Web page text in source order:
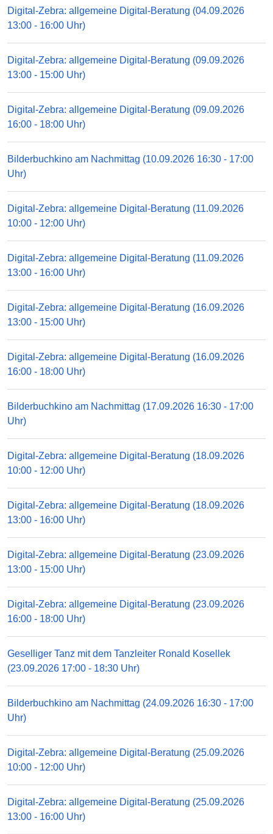
Digital-Zebra: allgemeine Digital-Beratung (04.09.2026
13:00 - 16:00 Uhr)
Digital-Zebra: allgemeine Digital-Beratung (09.09.2026
13:00 - 15:00 Uhr)
Digital-Zebra: allgemeine Digital-Beratung (09.09.2026
16:00 - 18:00 Uhr)
Bilderbuchkino am Nachmittag (10.09.2026 16:30 - 17:00
Uhr)
Digital-Zebra: allgemeine Digital-Beratung (11.09.2026
10:00 - 12:00 Uhr)
Digital-Zebra: allgemeine Digital-Beratung (11.09.2026
13:00 - 16:00 Uhr)
Digital-Zebra: allgemeine Digital-Beratung (16.09.2026
13:00 - 15:00 Uhr)
Digital-Zebra: allgemeine Digital-Beratung (16.09.2026
16:00 - 18:00 Uhr)
Bilderbuchkino am Nachmittag (17.09.2026 16:30 - 17:00
Uhr)
Digital-Zebra: allgemeine Digital-Beratung (18.09.2026
10:00 - 12:00 Uhr)
Digital-Zebra: allgemeine Digital-Beratung (18.09.2026
13:00 - 16:00 Uhr)
Digital-Zebra: allgemeine Digital-Beratung (23.09.2026
13:00 - 15:00 Uhr)
Digital-Zebra: allgemeine Digital-Beratung (23.09.2026
16:00 - 18:00 Uhr)
Geselliger Tanz mit dem Tanzleiter Ronald Kosellek
(23.09.2026 17:00 - 18:30 Uhr)
Bilderbuchkino am Nachmittag (24.09.2026 16:30 - 17:00
Uhr)
Digital-Zebra: allgemeine Digital-Beratung (25.09.2026
10:00 - 12:00 Uhr)
Digital-Zebra: allgemeine Digital-Beratung (25.09.2026
13:00 - 16:00 Uhr)